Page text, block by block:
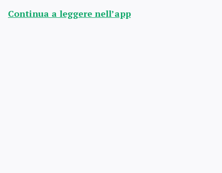
Continua a leggere nell’app